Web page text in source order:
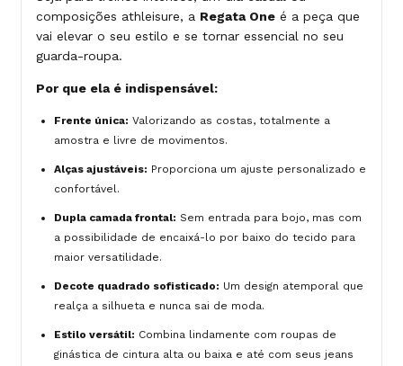
composições athleisure, a Regata One é a peça que
vai elevar o seu estilo e se tornar essencial no seu
guarda-roupa.
Por que ela é indispensável:
Frente única: Valorizando as costas, totalmente a
amostra e livre de movimentos.
Alças ajustáveis: Proporciona um ajuste personalizado e
confortável.
Dupla camada frontal: Sem entrada para bojo, mas com
a possibilidade de encaixá-lo por baixo do tecido para
maior versatilidade.
Decote quadrado sofisticado: Um design atemporal que
realça a silhueta e nunca sai de moda.
Estilo versátil: Combina lindamente com roupas de
ginástica de cintura alta ou baixa e até com seus jeans